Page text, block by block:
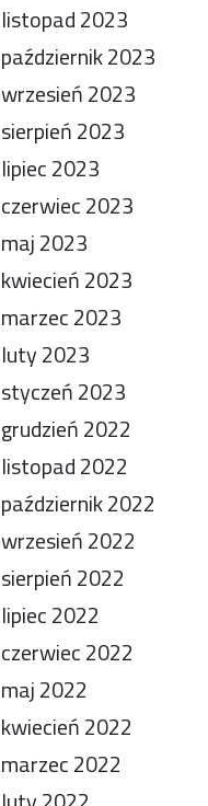
listopad 2023
październik 2023
wrzesień 2023
sierpień 2023
lipiec 2023
czerwiec 2023
maj 2023
kwiecień 2023
marzec 2023
luty 2023
styczeń 2023
grudzień 2022
listopad 2022
październik 2022
wrzesień 2022
sierpień 2022
lipiec 2022
czerwiec 2022
maj 2022
kwiecień 2022
marzec 2022